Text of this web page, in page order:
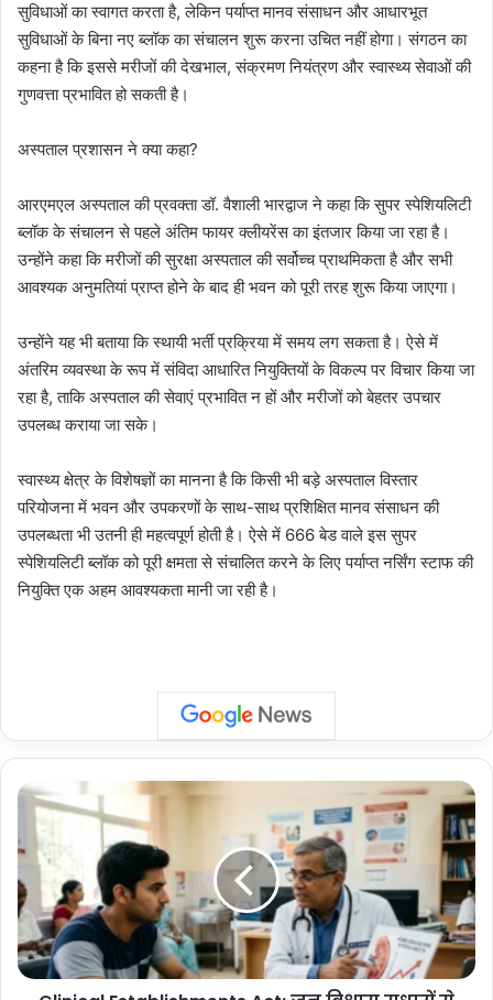
सुविधाओं का स्वागत करता है, लेकिन पर्याप्त मानव संसाधन और आधारभूत
सुविधाओं के बिना नए ब्लॉक का संचालन शुरू करना उचित नहीं होगा। संगठन का
कहना है कि इससे मरीजों की देखभाल, संक्रमण नियंत्रण और स्वास्थ्य सेवाओं की
गुणवत्ता प्रभावित हो सकती है।
अस्पताल प्रशासन ने क्या कहा?
आरएमएल अस्पताल की प्रवक्ता डॉ. वैशाली भारद्वाज ने कहा कि सुपर स्पेशियलिटी
ब्लॉक के संचालन से पहले अंतिम फायर क्लीयरेंस का इंतजार किया जा रहा है।
उन्होंने कहा कि मरीजों की सुरक्षा अस्पताल की सर्वोच्च प्राथमिकता है और सभी
आवश्यक अनुमतियां प्राप्त होने के बाद ही भवन को पूरी तरह शुरू किया जाएगा।
उन्होंने यह भी बताया कि स्थायी भर्ती प्रक्रिया में समय लग सकता है। ऐसे में
अंतरिम व्यवस्था के रूप में संविदा आधारित नियुक्तियों के विकल्प पर विचार किया जा
रहा है, ताकि अस्पताल की सेवाएं प्रभावित न हों और मरीजों को बेहतर उपचार
उपलब्ध कराया जा सके।
स्वास्थ्य क्षेत्र के विशेषज्ञों का मानना है कि किसी भी बड़े अस्पताल विस्तार
परियोजना में भवन और उपकरणों के साथ-साथ प्रशिक्षित मानव संसाधन की
उपलब्धता भी उतनी ही महत्वपूर्ण होती है। ऐसे में 666 बेड वाले इस सुपर
स्पेशियलिटी ब्लॉक को पूरी क्षमता से संचालित करने के लिए पर्याप्त नर्सिंग स्टाफ की
नियुक्ति एक अहम आवश्यकता मानी जा रही है।
Clinical
Establishments
Act:
जन
विश्वास
सुधारों
से
अस्पतालों
और